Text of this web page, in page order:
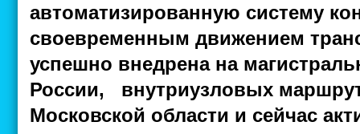
автоматизированную систему
своевременным движением
успешно внедрена на
России, внутриузловых
Московской области и сейчас